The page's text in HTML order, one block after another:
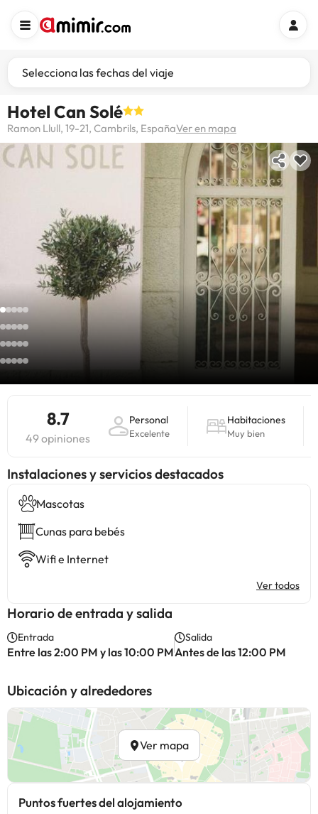
Selecciona las fechas del viaje
Hotel Can Solé
Ramon Llull, 19-21, Cambrils, EspañaVer en mapa
8.7
49 opiniones
Personal
Excelente
Habitaciones
Muy bien
Instalaciones y servicios destacados
Mascotas
Cunas para bebés
Wifi e Internet
Ver todos
Horario de entrada y salida
Entrada
Entre las 2:00 PM y las 10:00 PM
Salida
Antes de las 12:00 PM
Ubicación y alrededores
Ver mapa
Puntos fuertes del alojamiento